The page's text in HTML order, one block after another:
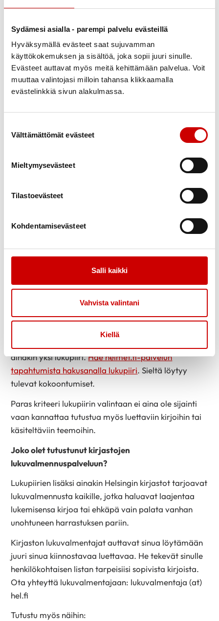
Sydämesi asialla - parempi palvelu evästeillä
Hyväksymällä evästeet saat sujuvamman
käyttökokemuksen ja sisältöä, joka sopii juuri sinulle.
Evästeet auttavat myös meitä kehittämään palvelua. Voit
muuttaa valintojasi milloin tahansa klikkaamalla
evästelinkkiä sivun alakulmassa.
Välttämättömät evästeet
Mieltymysevästeet
Tilastoevästeet
Kohdentamisevästeet
Salli kaikki
Vahvista valintani
Kiellä
haittaa, vaikka koko kirjaa ei olisikaan lukenut.
Miksi lähtisin mukaan lukupiiriin?
Liisan vinkit
Lukupiirin pitäminen laajentaa omaa elinpiiriä ja
pystyt luomaan uusia sosiaalisia suhteita.
Lukeminen on yksin tehtävää mutta se, että
hyvinvointia lisäävää.
Jos kärsit jonkinlaisesta lukujumista tai lukeminen
ei tunnu tärkeältä, lukupiiri tuo painetta lukea
kirjaa.
Lukupiiri voi toimia sytykkeenä ja innoittajana
lukemiselle ja toiminnalle.
Lukupiireissä voi vierailla sopivan kirjan osuessa
kohdalle tai tehdä siitä säännöllisen
Miten löydän itselleni sopivan
Kirjastoissa on erilaisia lukupiirejä, joista voi hyvin
löytyä jokaiselle jotakin. Esimerkiksi Pohjois-Helsingin
ainakin yksi lukupiiri.Hae helmet.fi-palvelun
tapahtumista hakusanalla lukupiiri. Sieltä löytyy
tulevat kokoontumiset.
Paras kriteeri lukupiirin valintaan ei aina ole sijainti
vaan kannattaa tutustua myös luettaviin kirjoihin tai
käsiteltäviin teemoihin.
Joko olet tutustunut kirjastojen
lukuvalmennuspalveluun?
Lukupiirien lisäksi ainakin Helsingin kirjastot tarjoavat
lukuvalmennusta kaikille, jotka haluavat laajentaa
lukemisensa kirjoa tai ehkäpä vain palata vanhan
unohtuneen harrastuksen pariin.
Kirjaston lukuvalmentajat auttavat sinua löytämään
juuri sinua kiinnostavaa luettavaa. He tekevät sinulle
henkilökohtaisen listan tarpeisiisi sopivista kirjoista.
Ota yhteyttä lukuvalmentajaan: lukuvalmentaja (at)
hel.fi
Tutustu myös näihin: